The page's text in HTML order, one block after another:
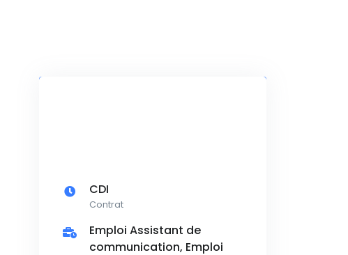
CDI
Contrat
Emploi Assistant de
communication, Emploi